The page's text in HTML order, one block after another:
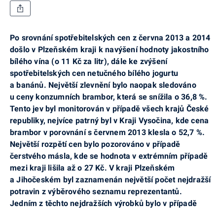
Po srovnání spotřebitelských cen z června 2013 a 2014
došlo v Plzeňském kraji k navýšení hodnoty jakostního
bílého vína (o 11 Kč za litr), dále ke zvýšení
spotřebitelských cen netučného bílého jogurtu
a banánů. Největší zlevnění bylo naopak sledováno
u ceny konzumních brambor, která se snížila o 36,8 %.
Tento jev byl monitorován v případě všech krajů České
republiky, nejvíce patrný byl v Kraji Vysočina, kde cena
brambor v porovnání s červnem 2013 klesla o 52,7 %.
Největší rozpětí cen bylo pozorováno v případě
čerstvého másla, kde se hodnota v extrémním případě
mezi kraji lišila až o 27 Kč. V kraji Plzeňském
a Jihočeském byl zaznamenán největší počet nejdražší
potravin z výběrového seznamu reprezentantů.
Jedním z těchto nejdražších výrobků bylo v případě